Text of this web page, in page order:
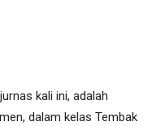
kali ini, adalah
dalam kelas Tembak